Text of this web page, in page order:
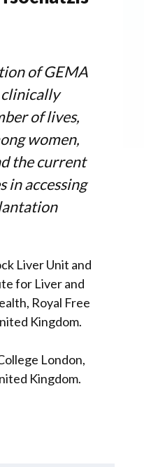
of GEMA
clinically
of lives,
women,
the current
in accessing
Liver Unit and
for Liver and
Royal Free
Kingdom.
London,
Kingdom.